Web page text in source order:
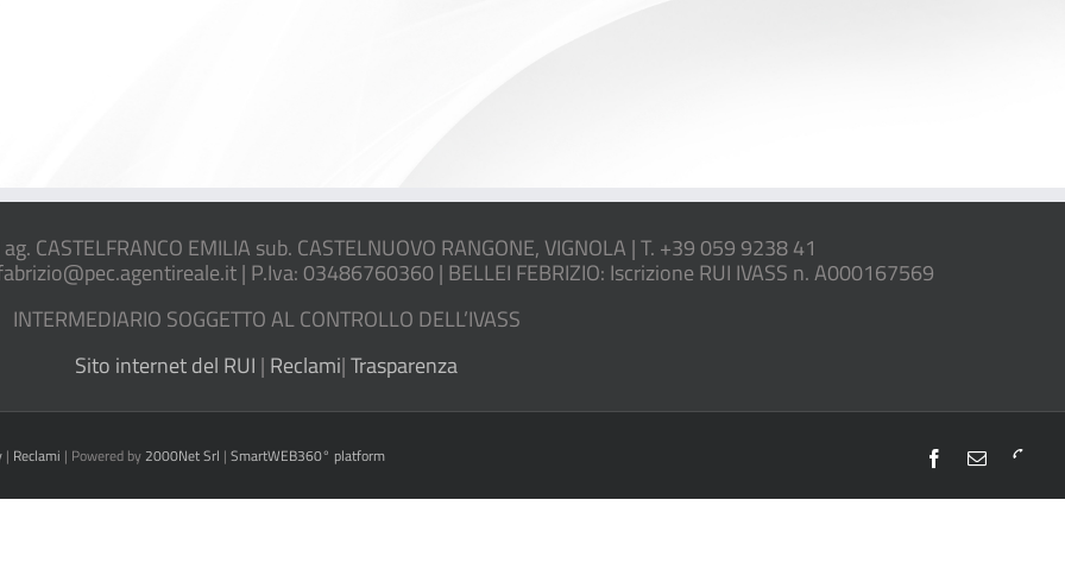
CASTELFRANCO EMILIA sub. CASTELNUOVO RANGONE, VIGNOLA | T. +39 059 9238 41
| P.Iva: 03486760360 | BELLEI FEBRIZIO: Iscrizione RUI IVASS n. A000167569
INTERMEDIARIO SOGGETTO AL CONTROLLO DELL’IVASS
Sito internet del RUI | Reclami|Trasparenza
| Reclami | Powered by 2000Net Srl | SmartWEB360° platform Facebook
Email
923841